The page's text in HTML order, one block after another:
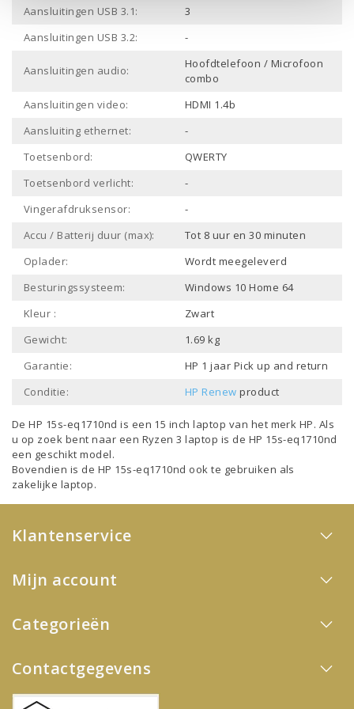
Aansluitingen USB 3.1:
3
Aansluitingen USB 3.2:
-
Aansluitingen audio:
Hoofdtelefoon / Microfoon
combo
Aansluitingen video:
HDMI 1.4b
Aansluiting ethernet:
-
Toetsenbord:
QWERTY
Toetsenbord verlicht:
-
Vingerafdruksensor:
-
Accu / Batterij duur (max):
Tot 8 uur en 30 minuten
Oplader:
Wordt meegeleverd
Besturingssysteem:
Windows 10 Home 64
Kleur :
Zwart
Gewicht:
1.69 kg
Garantie:
HP 1 jaar Pick up and return
Conditie:
HP Renew product
De HP 15s-eq1710nd is een 15 inch laptop van het merk HP. Als
u op zoek bent naar een Ryzen 3 laptop is de HP 15s-eq1710nd
een geschikt model.
Bovendien is de HP 15s-eq1710nd ook te gebruiken als
zakelijke laptop.
Klantenservice
Mijn account
Categorieën
Contactgegevens